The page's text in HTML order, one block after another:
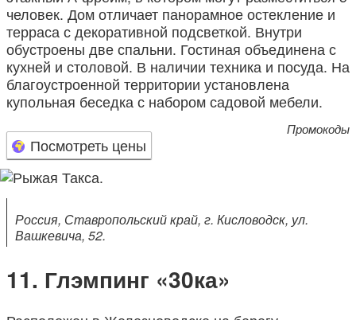
человек. Дом отличает панорамное остекление и
терраса с декоративной подсветкой. Внутри
обустроены две спальни. Гостиная объединена с
кухней и столовой. В наличии техника и посуда. На
благоустроенной территории установлена
купольная беседка с набором садовой мебели.
Посмотреть цены
Промокоды
Россия, Ставропольский край, г. Кисловодск, ул.
Вашкевича, 52.
Глэмпинг «30ка»